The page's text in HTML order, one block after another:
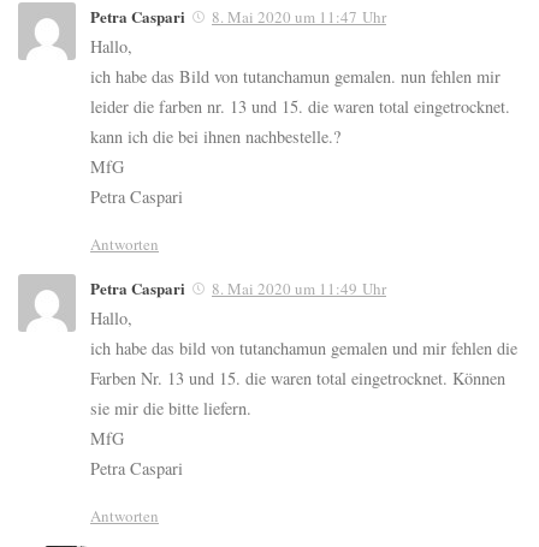
Petra Caspari 8. Mai 2020 um 11:47 Uhr
Hallo,
ich habe das Bild von tutanchamun gemalen. nun fehlen mir
leider die farben nr. 13 und 15. die waren total eingetrocknet.
kann ich die bei ihnen nachbestelle.?
MfG
Petra Caspari
Antworten
Petra Caspari 8. Mai 2020 um 11:49 Uhr
Hallo,
ich habe das bild von tutanchamun gemalen und mir fehlen die
Farben Nr. 13 und 15. die waren total eingetrocknet. Können
sie mir die bitte liefern.
MfG
Petra Caspari
Antworten